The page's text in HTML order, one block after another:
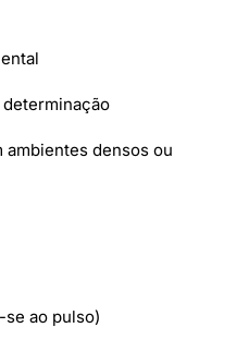
ambientes densos ou
se ao pulso)